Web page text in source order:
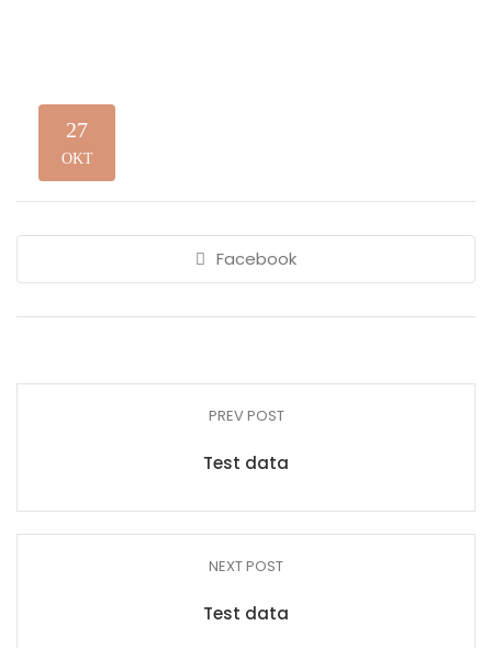
27
OKT
Facebook
PREV POST
Test data
NEXT POST
Test data